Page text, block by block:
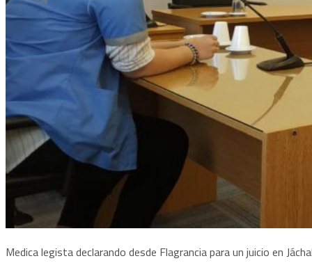
Medica legista declarando desde Flagrancia para un juicio en